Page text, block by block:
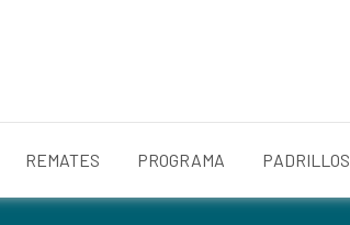
REMATES PROGRAMA PADRILLOS